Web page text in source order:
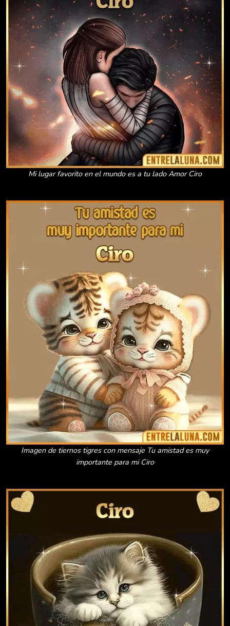
Mi lugar favorito en el mundo es a tu lado Amor Ciro
Imagen de tiernos tigres con mensaje Tu amistad es muy
importante para mi Ciro